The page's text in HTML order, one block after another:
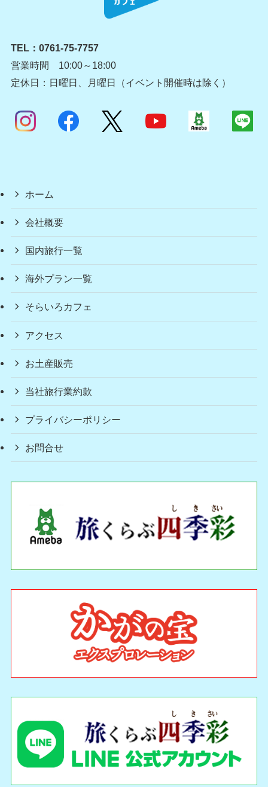
TEL： 0761-75-7757
営業時間 10:00～18:00
定休日：日曜日、月曜日（イベント開催時は除く）
ホーム
会社概要
国内旅行一覧
海外プラン一覧
そらいろカフェ
アクセス
お土産販売
当社旅行業約款
プライバシーポリシー
お問合せ